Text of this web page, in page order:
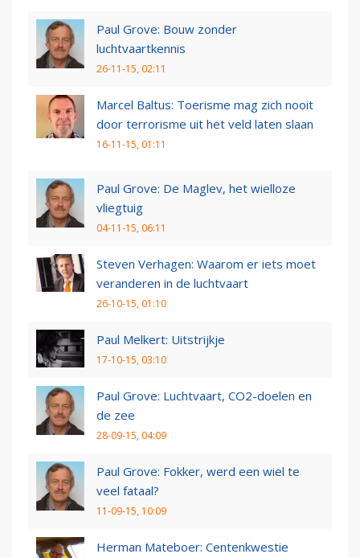
Paul Grove: Bouw zonder
luchtvaartkennis
26-11-15, 02:11
Marcel Baltus: Toerisme mag zich nooit
door terrorisme uit het veld laten slaan
16-11-15, 01:11
Paul Grove: De Maglev, het wielloze
vliegtuig
04-11-15, 06:11
Steven Verhagen: Waarom er iets moet
veranderen in de luchtvaart
26-10-15, 01:10
Paul Melkert: Uitstrijkje
17-10-15, 03:10
Paul Grove: Luchtvaart, CO2-doelen en
de zee
28-09-15, 04:09
Paul Grove: Fokker, werd een wiel te
veel fataal?
11-09-15, 10:09
Herman Mateboer: Centenkwestie